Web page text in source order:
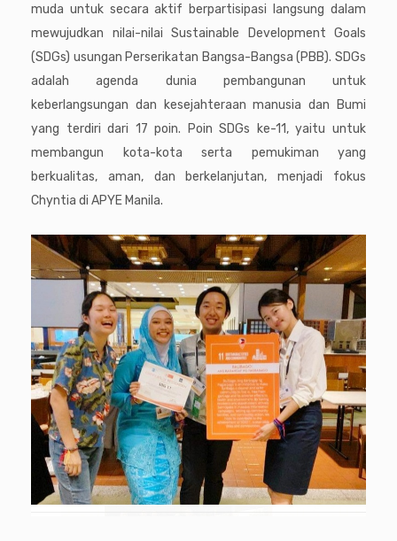
muda untuk secara aktif berpartisipasi langsung dalam
mewujudkan nilai-nilai Sustainable Development Goals
(SDGs) usungan Perserikatan Bangsa-Bangsa (PBB). SDGs
adalah agenda dunia pembangunan untuk
keberlangsungan dan kesejahteraan manusia dan Bumi
yang terdiri dari 17 poin. Poin SDGs ke-11, yaitu untuk
membangun kota-kota serta pemukiman yang
berkualitas, aman, dan berkelanjutan, menjadi fokus
Chyntia di APYE Manila.